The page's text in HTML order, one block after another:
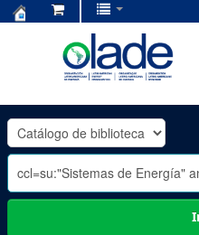
OLADE
-